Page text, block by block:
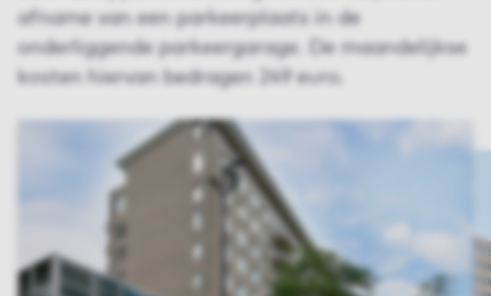
afname van een parkeerplaats in de
onderliggende parkeergarage. De maandelijkse
kosten hiervan bedragen 249 euro.